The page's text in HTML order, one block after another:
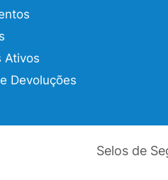
Ativos
Devoluções
Selos de